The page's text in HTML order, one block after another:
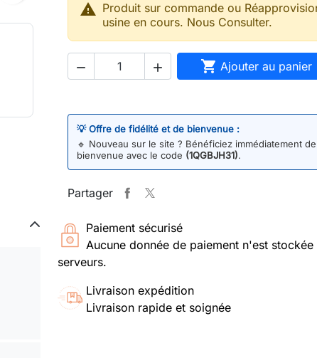
 Produit sur commande ou
usine en cours. Nous Consulter.
   Ajouter au panier
💡 Offre de fidélité et de bienvenue :
🔹 Nouveau sur le site ? Bénéficiez immédiatement
bienvenue avec le code (1QGBJH31).
Partager
Paiement sécurisé
Aucune donnée de paiement n'est stockée
serveurs.
Livraison expédition
Livraison rapide et soignée